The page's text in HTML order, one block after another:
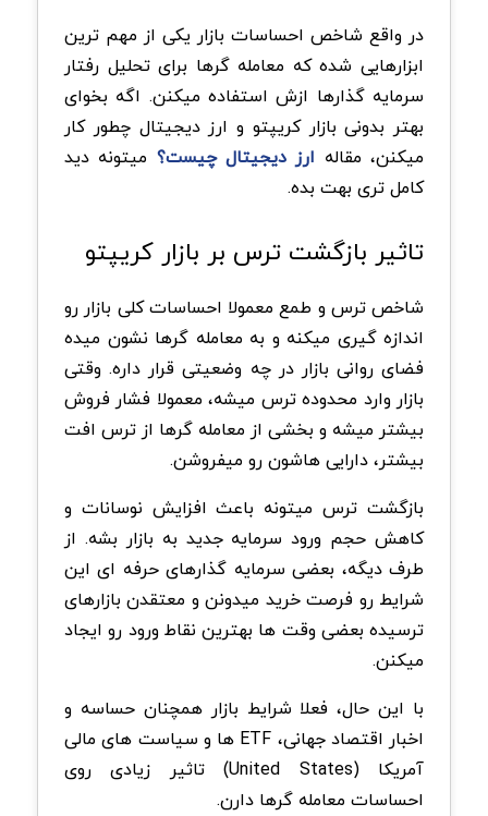
در واقع شاخص احساسات بازار یکی از مهم ترین
ابزارهایی شده که معامله گرها برای تحلیل رفتار
سرمایه گذارها ازش استفاده میکنن. اگه بخوای
بهتر بدونی بازار کریپتو و ارز دیجیتال چطور کار
میکنن، مقاله ارز دیجیتال چیست؟ میتونه دید
کامل تری بهت بده.
تاثیر بازگشت ترس بر بازار کریپتو
شاخص ترس و طمع معمولا احساسات کلی بازار رو
اندازه گیری میکنه و به معامله گرها نشون میده
فضای روانی بازار در چه وضعیتی قرار داره. وقتی
بازار وارد محدوده ترس میشه، معمولا فشار فروش
بیشتر میشه و بخشی از معامله گرها از ترس افت
بیشتر، دارایی هاشون رو میفروشن.
بازگشت ترس میتونه باعث افزایش نوسانات و
کاهش حجم ورود سرمایه جدید به بازار بشه. از
طرف دیگه، بعضی سرمایه گذارهای حرفه ای این
شرایط رو فرصت خرید میدونن و معتقدن بازارهای
ترسیده بعضی وقت ها بهترین نقاط ورود رو ایجاد
میکنن.
با این حال، فعلا شرایط بازار همچنان حساسه و
اخبار اقتصاد جهانی، ETF ها و سیاست های مالی
آمریکا (United States) تاثیر زیادی روی
احساسات معامله گرها دارن.